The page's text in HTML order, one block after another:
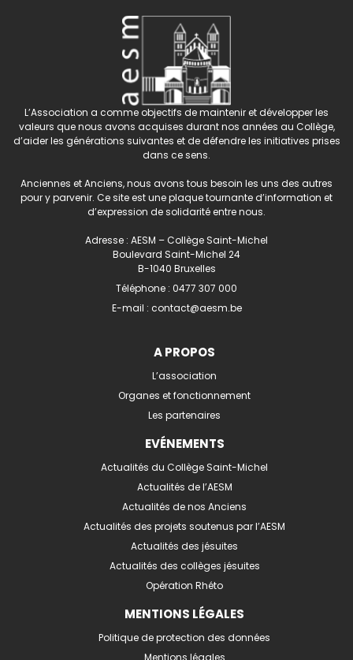
L’Association a comme objectifs de maintenir et développer les
valeurs que nous avons acquises durant nos années au Collège,
d’aider les générations suivantes et de défendre les initiatives prises
dans ce sens.
Anciennes et Anciens, nous avons tous besoin les uns des autres
pour y parvenir. Ce site est une plaque tournante d’information et
d’expression de solidarité entre nous.
Adresse : AESM – Collège Saint-Michel
Boulevard Saint-Michel 24
B-1040 Bruxelles
Téléphone : 0477 307 000
E-mail : contact@aesm.be
A PROPOS
L’association
Organes et fonctionnement
Les partenaires
EVÉNEMENTS
Actualités du Collège Saint-Michel
Actualités de l’AESM
Actualités de nos Anciens
Actualités des projets soutenus par l’AESM
Actualités des jésuites
Actualités des collèges jésuites
Opération Rhéto
MENTIONS LÉGALES
Politique de protection des données
Mentions légales